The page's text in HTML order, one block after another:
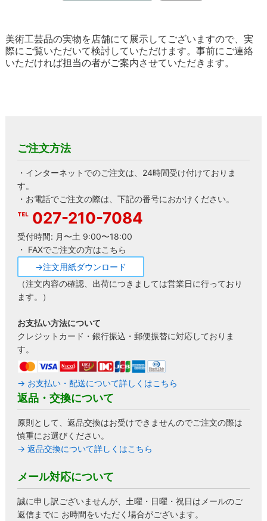
美術工芸品の実物を店舗にて展示してございますので、実
際にご覧いただいて検討していただけます。事前にご連絡
いただければ担当の者がご案内させていただきます。
ご注文方法
・インターネットでのご注文は、24時間受け付けておりま
す。
・お電話でご注文の際は、下記の番号におかけください。
027-210-7084
受付時間: 月〜土 9:00〜18:00
・ FAXでご注文の方はこちら
→注文用紙ダウンロード
（注文内容の確認、出荷につきましては営業日に行っており
ます。）
お支払い方法について
クレジットカード・銀行振込・郵便振替に対応しておりま
す。
→ お支払い・配送について詳しくはこちら
返品・交換について
原則として、返品交換はお受けできませんのでご注文の際は
慎重にお選びください。
→ 返品交換について詳しくはこちら
メール対応について
誠に申し訳ございませんが、土曜・日曜・祝日はメールのご
返信までに お時間をいただく場合がございます。